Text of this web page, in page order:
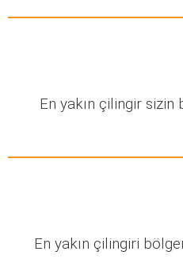
En yakın çilingir
En yakın çilingiri